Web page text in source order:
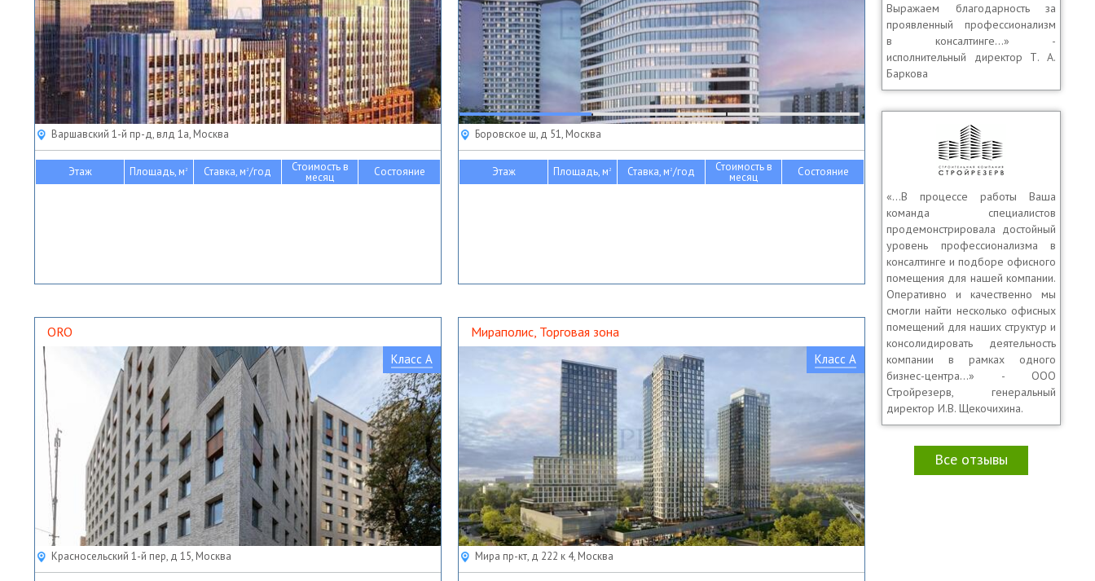
Варшавский 1-й пр-д, влд 1а, Москва
Этаж Площадь, м2 Ставка, м2/год Стоимость в
месяц Состояние
Боровское ш, д 51, Москва
Этаж Площадь, м2 Ставка, м2/год Стоимость в
месяц Состояние
ORO
Класс A
Красносельский 1-й пер, д 15, Москва
Мираполис, Торговая зона
Класс A
Мира пр-кт, д 222 к 4, Москва
Выражаем благодарность за
проявленный профессионализм
в консалтинге…» -
исполнительный директор Т. А.
Баркова
«…В процессе работы Ваша
команда специалистов
продемонстрировала достойный
уровень профессионализма в
консалтинге и подборе офисного
помещения для нашей компании.
Оперативно и качественно мы
смогли найти несколько офисных
помещений для наших структур и
консолидировать деятельность
компании в рамках одного
бизнес-центра…» - ООО
Стройрезерв, генеральный
директор И.В. Щекочихина.
Все отзывы